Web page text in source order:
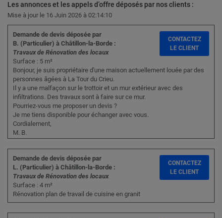
Les annonces et les appels d’offre déposés par nos clients :
Mise à jour le 16 Juin 2026 à 02:14:10
Demande de devis déposée par
B. (Particulier) à Châtillon-la-Borde :
Travaux de Rénovation des locaux
Surface : 5 m²
Bonjour, je suis propriétaire d'une maison actuellement louée par des
personnes âgées à La Tour du Crieu.
Il y a une malfaçon sur le trottoir et un mur extérieur avec des
infiltrations. Des travaux sont à faire sur ce mur.
Pourriez-vous me proposer un devis ?
Je me tiens disponible pour échanger avec vous.
Cordialement,
M. B.
CONTACTEZ
LE CLIENT
Demande de devis déposée par
L. (Particulier) à Châtillon-la-Borde :
Travaux de Rénovation des locaux
Surface : 4 m²
Rénovation plan de travail de cuisine en granit
CONTACTEZ
LE CLIENT